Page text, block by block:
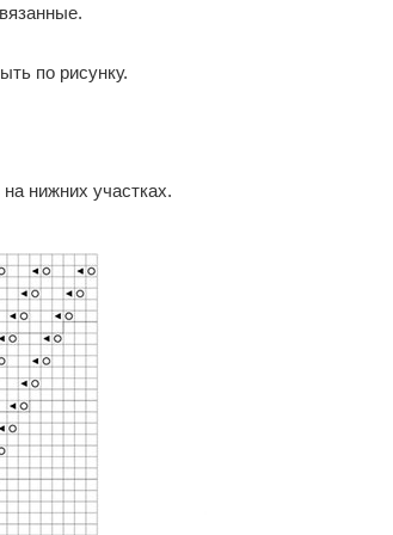
по рисунку.
нижних участках.